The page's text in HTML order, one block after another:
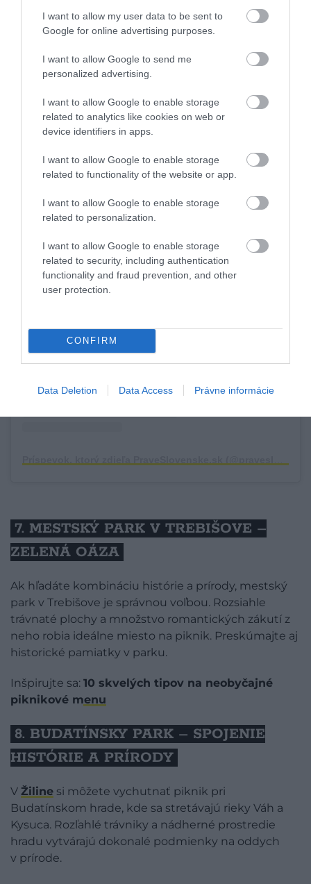
I want to allow my user data to be sent to
Google for online advertising purposes.
I want to allow Google to send me
personalized advertising.
I want to allow Google to enable storage
related to analytics like cookies on web or
device identifiers in apps.
I want to allow Google to enable storage
related to functionality of the website or app.
I want to allow Google to enable storage
related to personalization.
I want to allow Google to enable storage
related to security, including authentication
functionality and fraud prevention, and other
user protection.
CONFIRM
Data Deletion Data Access Právne informácie
jedinečné miesto na piknik s nádherným výhľadom.
Okolitá lúka je ideálna na relax pri západe slnka,
7. MESTSKÝ PARK V TREBIŠOVE –
ZELENÁ OÁZA
Ak hľadáte kombináciu histórie a prírody, mestský
park v Trebišove je správnou voľbou. Rozsiahle
trávnaté plochy a množstvo romantických zákutí z
neho robia ideálne miesto na piknik. Preskúmajte aj
historické pamiatky v parku.
Inšpirujte sa: 10 skvelých tipov na neobyčajné
piknikové menu
8. BUDATÍNSKY PARK – SPOJENIE
HISTÓRIE A PRÍRODY
V Žiline si môžete vychutnať piknik pri
Budatínskom hrade, kde sa stretávajú rieky Váh a
Kysuca. Rozľahlé trávniky a nádherné prostredie
hradu vytvárajú dokonalé podmienky na oddych
v prírode.